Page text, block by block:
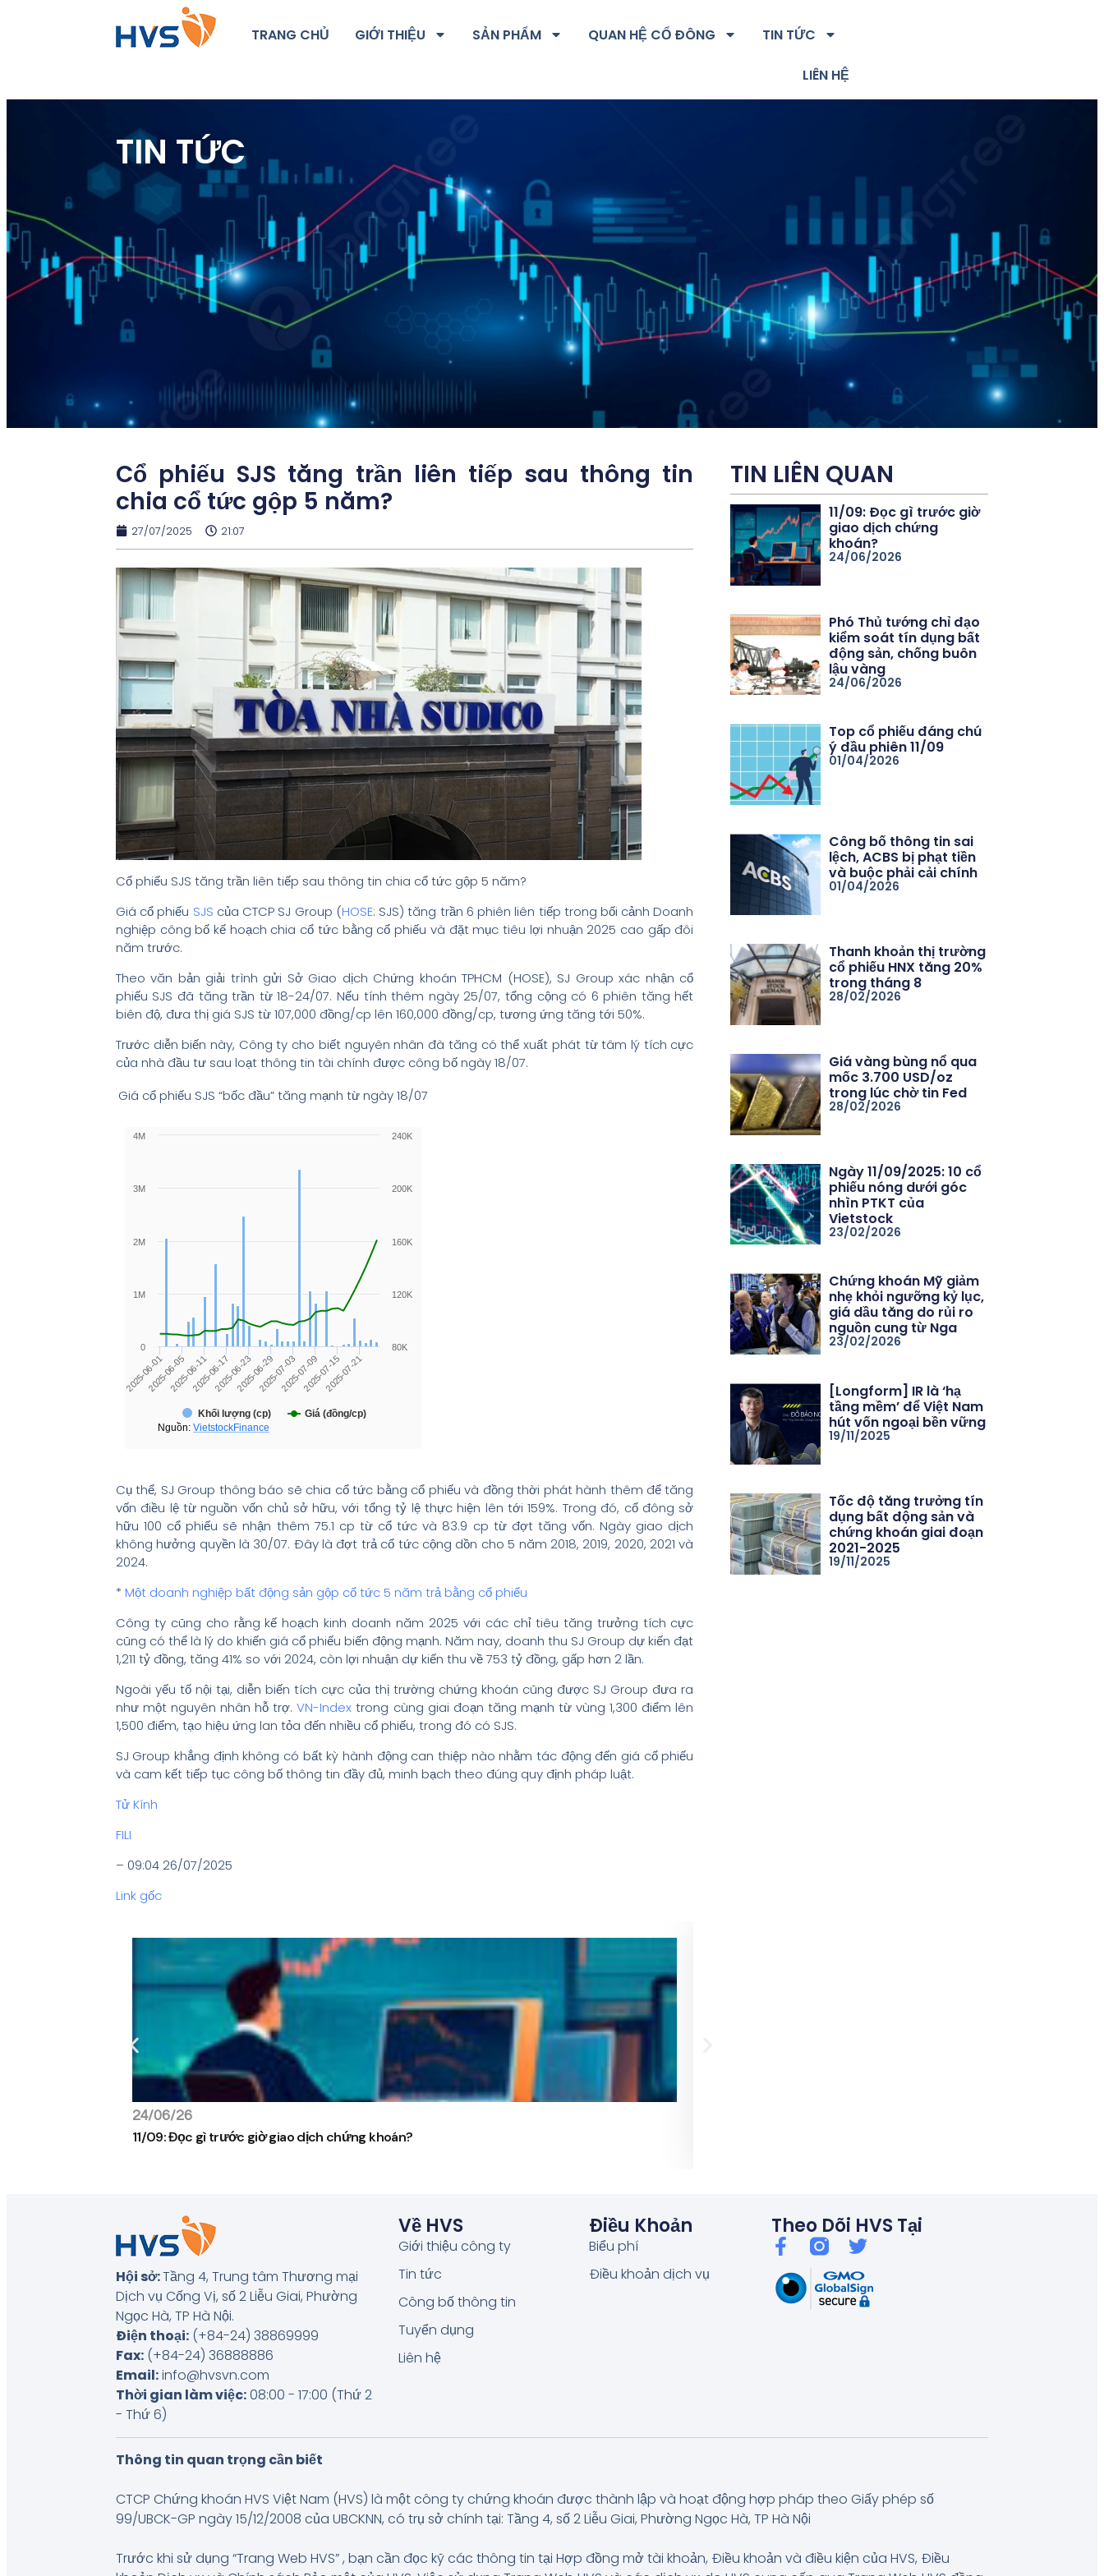
TRANG CHỦ GIỚI THIỆU SẢN PHẨM QUAN HỆ CỔ ĐÔNG TIN TỨC
LIÊN HỆ
TIN TỨC
Cổ phiếu SJS tăng trần liên tiếp sau thông tin
chia cổ tức gộp 5 năm?
27/07/2025 21:07
Cổ phiếu SJS tăng trần liên tiếp sau thông tin chia cổ tức gộp 5 năm?
Giá cổ phiếu SJS của CTCP SJ Group (HOSE: SJS) tăng trần 6 phiên liên tiếp trong bối cảnh Doanh
nghiệp công bố kế hoạch chia cổ tức bằng cổ phiếu và đặt mục tiêu lợi nhuận 2025 cao gấp đôi
năm trước.
Theo văn bản giải trình gửi Sở Giao dịch Chứng khoán TPHCM (HOSE), SJ Group xác nhận cổ
phiếu SJS đã tăng trần từ 18-24/07. Nếu tính thêm ngày 25/07, tổng cộng có 6 phiên tăng hết
biên độ, đưa thị giá SJS từ 107,000 đồng/cp lên 160,000 đồng/cp, tương ứng tăng tới 50%.
Trước diễn biến này, Công ty cho biết nguyên nhân đà tăng có thể xuất phát từ tâm lý tích cực
của nhà đầu tư sau loạt thông tin tài chính được công bố ngày 18/07.
Giá cổ phiếu SJS “bốc đầu” tăng mạnh từ ngày 18/07
Cụ thể, SJ Group thông báo sẽ chia cổ tức bằng cổ phiếu và đồng thời phát hành thêm để tăng
vốn điều lệ từ nguồn vốn chủ sở hữu, với tổng tỷ lệ thực hiện lên tới 159%. Trong đó, cổ đông sở
hữu 100 cổ phiếu sẽ nhận thêm 75.1 cp từ cổ tức và 83.9 cp từ đợt tăng vốn. Ngày giao dịch
không hưởng quyền là 30/07. Đây là đợt trả cổ tức cộng dồn cho 5 năm 2018, 2019, 2020, 2021 và
2024.
* Một doanh nghiệp bất động sản gộp cổ tức 5 năm trả bằng cổ phiếu
Công ty cũng cho rằng kế hoạch kinh doanh năm 2025 với các chỉ tiêu tăng trưởng tích cực
cũng có thể là lý do khiến giá cổ phiếu biến động mạnh. Năm nay, doanh thu SJ Group dự kiến đạt
1,211 tỷ đồng, tăng 41% so với 2024, còn lợi nhuận dự kiến thu về 753 tỷ đồng, gấp hơn 2 lần.
Ngoài yếu tố nội tại, diễn biến tích cực của thị trường chứng khoán cũng được SJ Group đưa ra
như một nguyên nhân hỗ trợ.VN-Index trong cùng giai đoạn tăng mạnh từ vùng 1,300 điểm lên
1,500 điểm, tạo hiệu ứng lan tỏa đến nhiều cổ phiếu, trong đó có SJS.
SJ Group khẳng định không có bất kỳ hành động can thiệp nào nhằm tác động đến giá cổ phiếu
và cam kết tiếp tục công bố thông tin đầy đủ, minh bạch theo đúng quy định pháp luật.
Tử Kính
FILI
– 09:04 26/07/2025
Link gốc
24/06/26
11/09: Đọc gì trước giờ giao dịch chứng khoán?
TIN LIÊN QUAN
11/09: Đọc gì trước giờ
giao dịch chứng
khoán?
24/06/2026
Phó Thủ tướng chỉ đạo
kiểm soát tín dụng bất
động sản, chống buôn
lậu vàng
24/06/2026
Top cổ phiếu đáng chú
ý đầu phiên 11/09
01/04/2026
Công bố thông tin sai
lệch, ACBS bị phạt tiền
và buộc phải cải chính
01/04/2026
Thanh khoản thị trường
cổ phiếu HNX tăng 20%
trong tháng 8
28/02/2026
Giá vàng bùng nổ qua
mốc 3.700 USD/oz
trong lúc chờ tin Fed
28/02/2026
Ngày 11/09/2025: 10 cổ
phiếu nóng dưới góc
nhìn PTKT của
Vietstock
23/02/2026
Chứng khoán Mỹ giảm
nhẹ khỏi ngưỡng kỷ lục,
giá dầu tăng do rủi ro
nguồn cung từ Nga
23/02/2026
[Longform] IR là ‘hạ
tầng mềm’ để Việt Nam
hút vốn ngoại bền vững
19/11/2025
Tốc độ tăng trưởng tín
dụng bất động sản và
chứng khoán giai đoạn
2021-2025
19/11/2025
Hội sở:Tầng 4, Trung tâm Thương mại
Dịch vụ Cống Vị, số 2 Liễu Giai, Phường
Ngọc Hà, TP Hà Nội.
Điện thoại:(+84-24) 38869999
Fax:(+84-24) 36888886
Email:info@hvsvn.com
Thời gian làm việc:08:00 - 17:00 (Thứ 2
- Thứ 6)
Về HVS
Giới thiệu công ty
Tin tức
Công bố thông tin
Tuyển dụng
Liên hệ
Điều Khoản
Biểu phí
Điều khoản dịch vụ
Theo Dõi HVS Tại
Thông tin quan trọng cần biết
CTCP Chứng khoán HVS Việt Nam (HVS) là một công ty chứng khoán được thành lập và hoạt động hợp pháp theo Giấy phép số
99/UBCK-GP ngày 15/12/2008 của UBCKNN, có trụ sở chính tại: Tầng 4, số 2 Liễu Giai, Phường Ngọc Hà, TP Hà Nội
Trước khi sử dụng “Trang Web HVS” , bạn cần đọc kỹ các thông tin tại Hợp đồng mở tài khoản, Điều khoản và điều kiện của HVS, Điều